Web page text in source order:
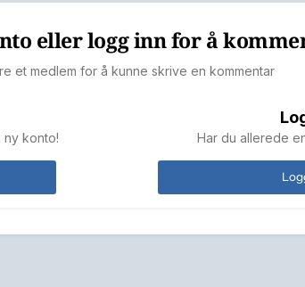
eller logg inn for å
et medlem for å kunne skrive en kommentar
ny konto! Har du allerede